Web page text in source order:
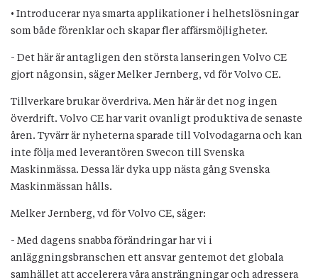
• Introducerar nya smarta applikationer i helhetslösningar
som både förenklar och skapar fler affärsmöjligheter.
- Det här är antagligen den största lanseringen Volvo CE
gjort någonsin, säger Melker Jernberg, vd för Volvo CE.
Tillverkare brukar överdriva. Men här är det nog ingen
överdrift. Volvo CE har varit ovanligt produktiva de senaste
åren. Tyvärr är nyheterna sparade till Volvodagarna och kan
inte följa med leverantören Swecon till Svenska
Maskinmässa. Dessa lär dyka upp nästa gång Svenska
Maskinmässan hålls.
Melker Jernberg, vd för Volvo CE, säger:
- Med dagens snabba förändringar har vi i
anläggningsbranschen ett ansvar gentemot det globala
samhället att accelerera våra ansträngningar och adressera